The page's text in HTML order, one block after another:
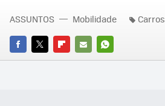
FACEBOOK
TWITTERFLIPBOARD
E-
WHATSAPP
ASSUNTOS Mobilidade Carros